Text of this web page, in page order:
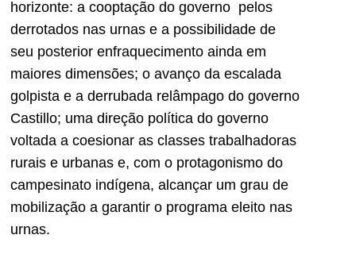
horizonte: a cooptação do governo pelos
derrotados nas urnas e a possibilidade de
seu posterior enfraquecimento ainda em
maiores dimensões; o avanço da escalada
golpista e a derrubada relâmpago do governo
Castillo; uma direção política do governo
voltada a coesionar as classes trabalhadoras
rurais e urbanas e, com o protagonismo do
campesinato indígena, alcançar um grau de
mobilização a garantir o programa eleito nas
urnas.